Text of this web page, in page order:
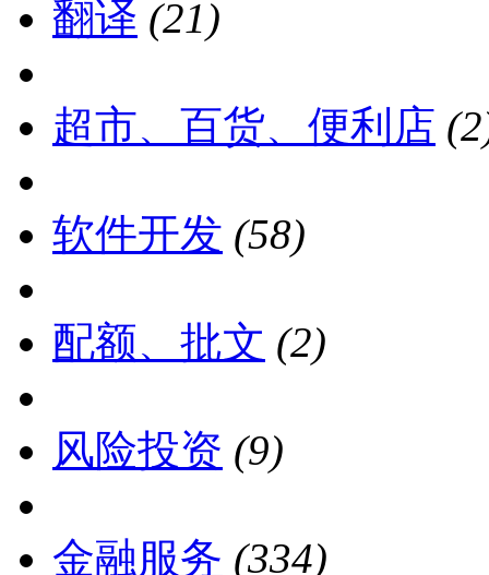
翻译 (21)
超市、百货、便利店
软件开发 (58)
配额、批文 (2)
风险投资 (9)
金融服务 (334)